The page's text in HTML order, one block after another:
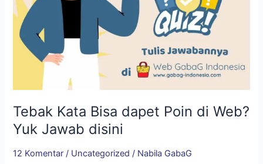
Tebak Kata Bisa dapet Poin di Web?
Yuk Jawab disini
12 Komentar / Uncategorized / Nabila GabaG